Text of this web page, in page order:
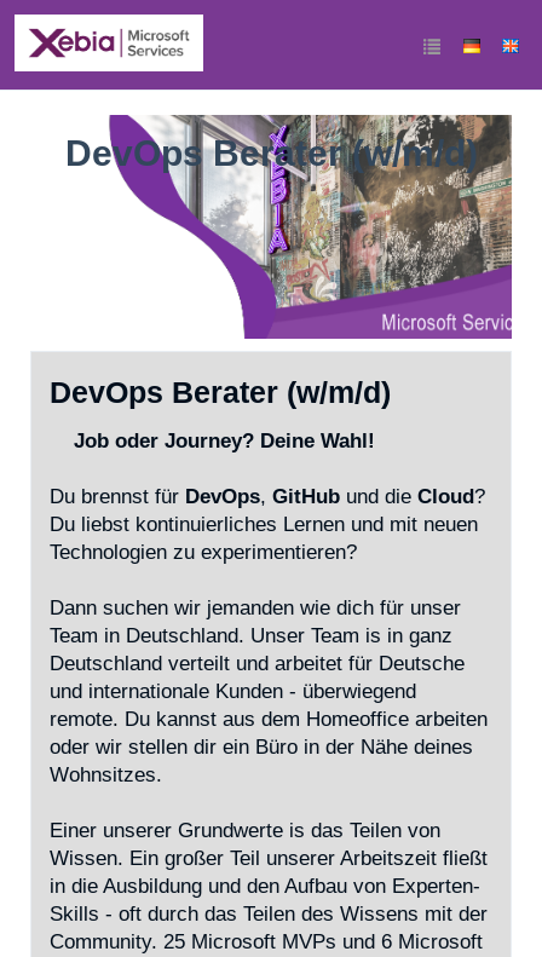
DevOps Berater (w/m/d)
DevOps Berater (w/m/d)
Job oder Journey? Deine Wahl!
Du brennst für DevOps, GitHub und die Cloud?
Du liebst kontinuierliches Lernen und mit neuen
Technologien zu experimentieren?
Dann suchen wir jemanden wie dich für unser
Team in Deutschland. Unser Team is in ganz
Deutschland verteilt und arbeitet für Deutsche
und internationale Kunden - überwiegend
remote. Du kannst aus dem Homeoffice arbeiten
oder wir stellen dir ein Büro in der Nähe deines
Wohnsitzes.
Einer unserer Grundwerte is das Teilen von
Wissen. Ein großer Teil unserer Arbeitszeit fließt
in die Ausbildung und den Aufbau von Experten-
Skills - oft durch das Teilen des Wissens mit der
Community. 25 Microsoft MVPs und 6 Microsoft